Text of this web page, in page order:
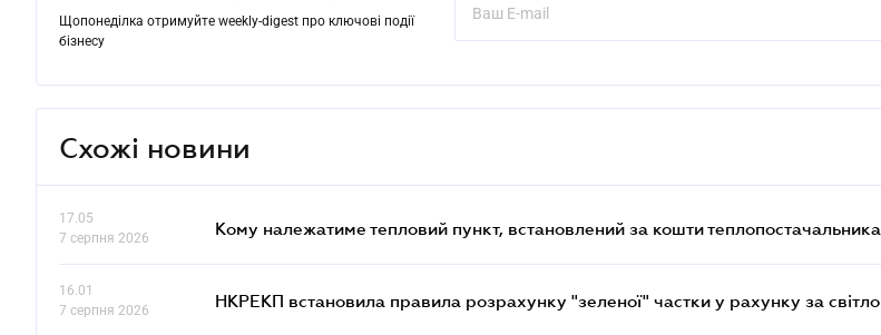
Щопонеділка отримуйте weekly-digest про ключові події
бізнесу
Схожі новини
17.05
7 серпня 2026
Кому належатиме тепловий пункт, встановлений за кошти теплопостачальника
16.01
7 серпня 2026
НКРЕКП встановила правила розрахунку "зеленої" частки у рахунку за світло